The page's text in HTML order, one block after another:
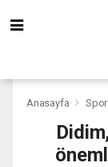
Anasayfa Spor